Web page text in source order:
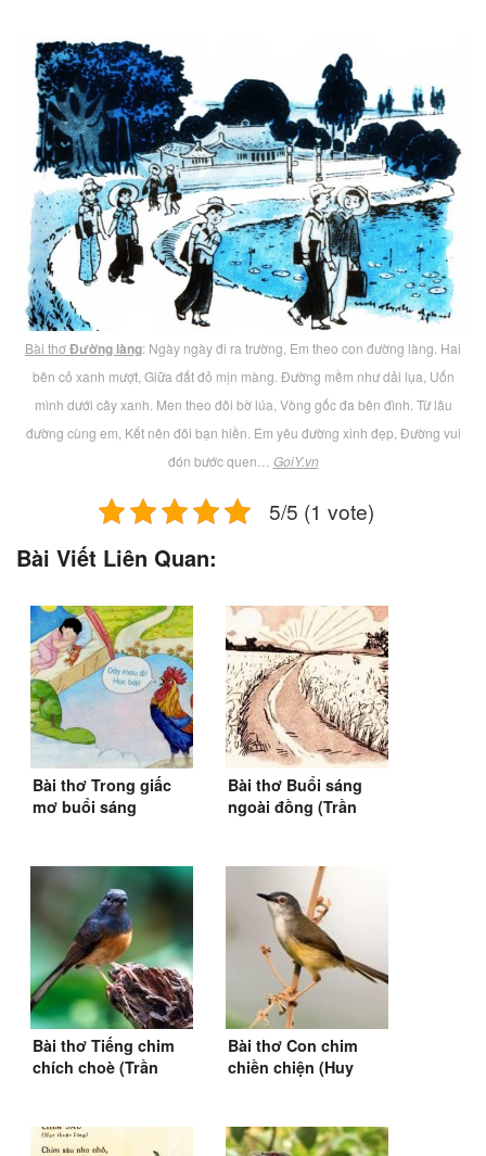
Bài thơĐường làng: Ngày ngày đi ra trường, Em theo con đường làng. Hai
bên cỏ xanh mượt, Giữa đất đỏ mịn màng. Đường mềm như dải lụa, Uốn
mình dưới cây xanh. Men theo đôi bờ lúa, Vòng gốc đa bên đình. Từ lâu
đường cùng em, Kết nên đôi bạn hiền. Em yêu đường xinh đẹp, Đường vui
đón bước quen… GoiY.vn
5/5 (1 vote)
Bài Viết Liên Quan:
Bài thơ Trong giấc
mơ buổi sáng
Bài thơ Buổi sáng
ngoài đồng (Trần
Bài thơ Tiếng chim
chích choè (Trần
Bài thơ Con chim
chiền chiện (Huy